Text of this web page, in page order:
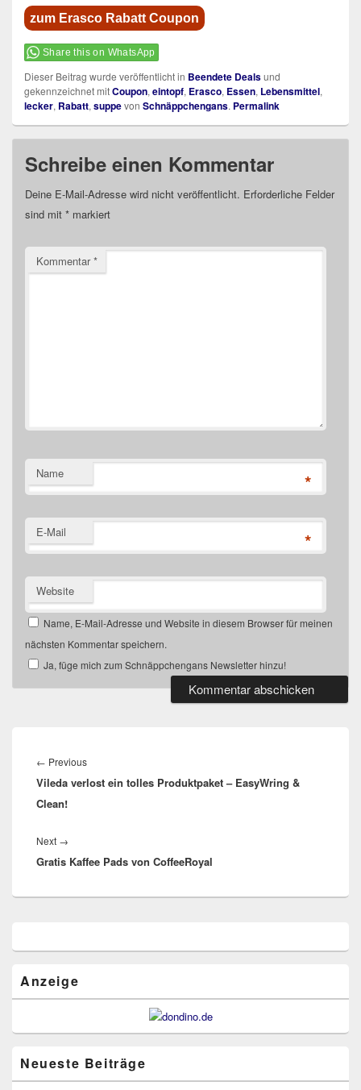
zum Erasco Rabatt Coupon
Share this on WhatsApp
Dieser Beitrag wurde veröffentlicht in Beendete Dealsund
gekennzeichnet mitCoupon, eintopf, Erasco, Essen, Lebensmittel,
lecker, Rabatt, suppevon Schnäppchengans. Permalink
Schreibe einen Kommentar
Deine E-Mail-Adresse wird nicht veröffentlicht. Erforderliche Felder
sind mit * markiert
Kommentar*
Name *
E-Mail *
Website
Name, E-Mail-Adresse und Website in diesem Browser für meinen
nächsten Kommentar speichern.
Ja, füge mich zum Schnäppchengans Newsletter hinzu!
← PreviousPrevious
post:
Vileda verlost ein tolles Produktpaket – EasyWring &
Clean!
Next →
post:
Gratis Kaffee Pads von CoffeeRoyal
Widget-
Anzeige
Neueste Beiträge